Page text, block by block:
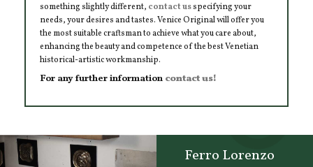
something slightly different, contact usspecifying your
needs, your desires and tastes. Venice Original will offer you
the most suitable craftsman to achieve what you care about,
enhancing the beauty and competence of the best Venetian
historical-artistic workmanship.
For any further information contact us!
Ferro Lorenzo